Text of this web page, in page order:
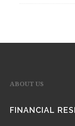
ABOUT US
FINANCIAL